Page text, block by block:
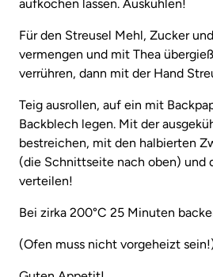
aufkochen lassen. Auskühlen!
Für den Streusel Mehl, Zucker
vermengen und mit Thea
verrühren, dann mit der Hand
Teig ausrollen, auf ein mit
Backblech legen. Mit der
bestreichen, mit den halbierten
(die Schnittseite nach oben) und
verteilen!
Bei zirka 200°C 25 Minuten
(Ofen muss nicht vorgeheizt